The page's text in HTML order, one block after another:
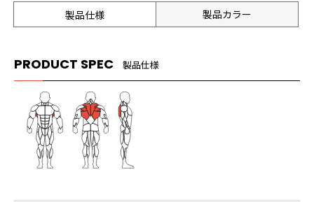
製品仕様 製品カラー
PRODUCT SPEC 製品仕様